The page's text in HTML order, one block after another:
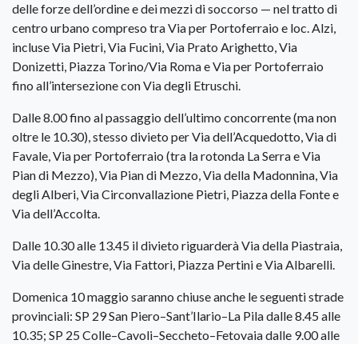
delle forze dell’ordine e dei mezzi di soccorso — nel tratto di
centro urbano compreso tra Via per Portoferraio e loc. Alzi,
incluse Via Pietri, Via Fucini, Via Prato Arighetto, Via
Donizetti, Piazza Torino/Via Roma e Via per Portoferraio
fino all’intersezione con Via degli Etruschi.
Dalle 8.00 fino al passaggio dell’ultimo concorrente (ma non
oltre le 10.30), stesso divieto per Via dell’Acquedotto, Via di
Favale, Via per Portoferraio (tra la rotonda La Serra e Via
Pian di Mezzo), Via Pian di Mezzo, Via della Madonnina, Via
degli Alberi, Via Circonvallazione Pietri, Piazza della Fonte e
Via dell’Accolta.
Dalle 10.30 alle 13.45 il divieto riguarderà Via della Piastraia,
Via delle Ginestre, Via Fattori, Piazza Pertini e Via Albarelli.
Domenica 10 maggio saranno chiuse anche le seguenti strade
provinciali: SP 29 San Piero–Sant’Ilario–La Pila dalle 8.45 alle
10.35; SP 25 Colle–Cavoli–Seccheto–Fetovaia dalle 9.00 alle